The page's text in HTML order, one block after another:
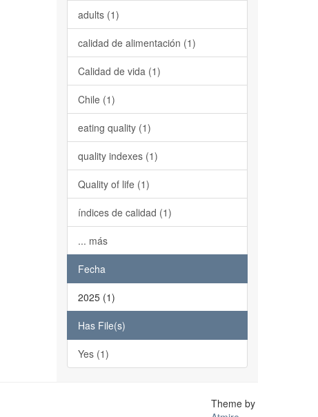
adults (1)
calidad de alimentación (1)
Calidad de vida (1)
Chile (1)
eating quality (1)
quality indexes (1)
Quality of life (1)
índices de calidad (1)
... más
Fecha
2025 (1)
Has File(s)
Yes (1)
Theme by